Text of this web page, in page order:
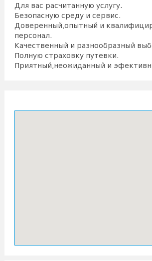
Для вас расчитанную услугу.
Безопасную среду и сервис.
Доверенный,опытный и
персонал.
Качественный и разнообразный
Полную страховку путевки.
Приятный,неожиданный и